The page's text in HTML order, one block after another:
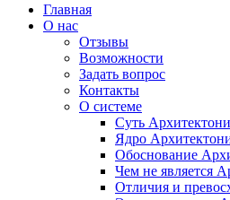
Главная
О нас
Отзывы
Возможности
Задать вопрос
Контакты
О системе
Суть
Ядро
Обоснование
Чем не является
Отличия и